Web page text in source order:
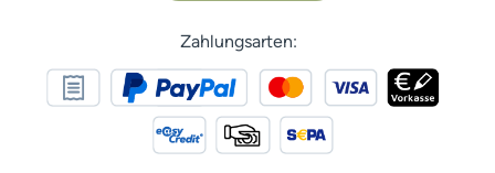
Zahlungsarten: